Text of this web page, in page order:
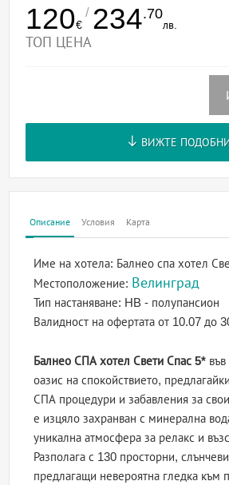
120€
/ 234.70
лв.
ТОП ЦЕНА
ВИЖТЕ
Описание Условия Карта
Име на хотела: Балнео спа хотел
Местоположение: Велинград
Тип настаняване: HB - полупансион
Валидност на офертатаот 10.07 до
Балнео СПА хотел Свети Спас 5* във
оазис на спокойствието,
СПА процедури и забавления за
е изцяло захранван с минерална
уникална атмосфера за релакс и
Разполага с 130 просторни,
предлагащи невероятна гледка към